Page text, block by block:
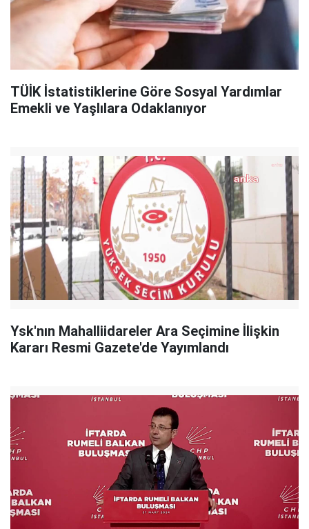
TÜİK İstatistiklerine Göre Sosyal Yardımlar
Emekli ve Yaşlılara Odaklanıyor
Ysk'nın Mahalliidareler Ara Seçimine İlişkin
Kararı Resmi Gazete'de Yayımlandı